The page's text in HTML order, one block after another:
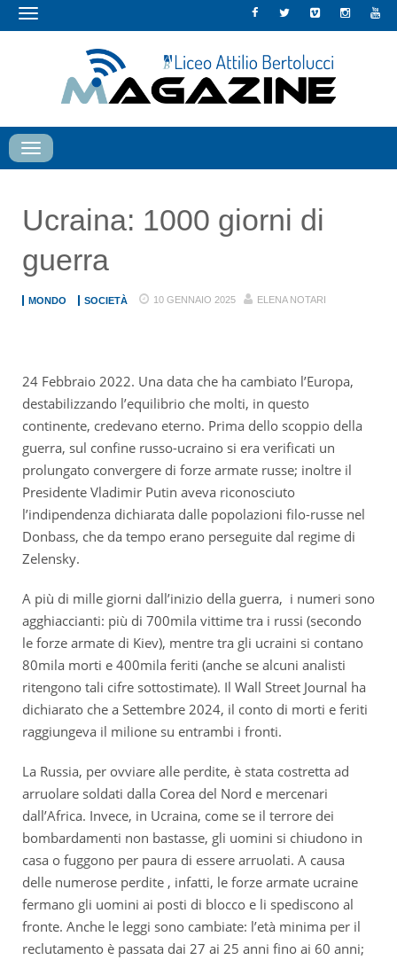
Toggle
Toggle
navigation
Ucraina: 1000 giorni di
guerra
MONDO SOCIETÀ 10 GENNAIO 2025 ELENA NOTARI
24 Febbraio 2022. Una data che ha cambiato l’Europa,
destabilizzando l’equilibrio che molti, in questo
continente, credevano eterno. Prima dello scoppio della
guerra, sul confine russo-ucraino si era verificati un
prolungato convergere di forze armate russe; inoltre il
Presidente Vladimir Putin aveva riconosciuto
l’indipendenza dichiarata dalle popolazioni filo-russe nel
Donbass, che da tempo erano perseguite dal regime di
Zelensky.
A più di mille giorni dall’inizio della guerra, i numeri sono
agghiaccianti: più di 700mila vittime tra i russi (secondo
le forze armate di Kiev), mentre tra gli ucraini si contano
80mila morti e 400mila feriti (anche se alcuni analisti
ritengono tali cifre sottostimate). Il Wall Street Journal ha
dichiarato che a Settembre 2024, il conto di morti e feriti
raggiungeva il milione su entrambi i fronti.
La Russia, per ovviare alle perdite, è stata costretta ad
arruolare soldati dalla Corea del Nord e mercenari
dall’Africa. Invece, in Ucraina, come se il terrore dei
bombardamenti non bastasse, gli uomini si chiudono in
casa o fuggono per paura di essere arruolati. A causa
delle numerose perdite , infatti, le forze armate ucraine
fermano gli uomini ai posti di blocco e li spediscono al
fronte. Anche le leggi sono cambiate: l’età minima per il
reclutamento è passata dai 27 ai 25 anni fino ai 60 anni;